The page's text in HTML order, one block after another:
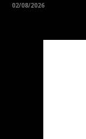
02/08/2026